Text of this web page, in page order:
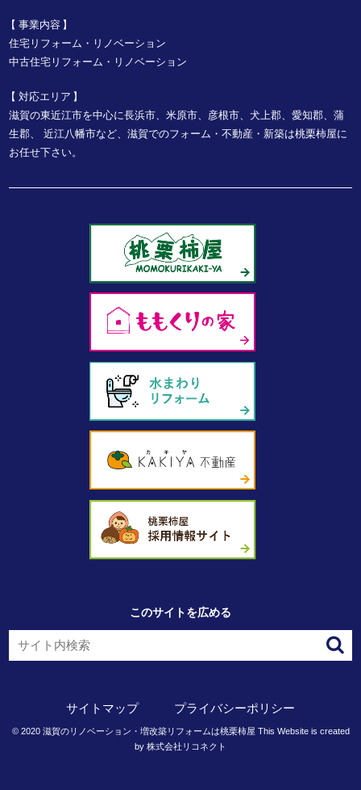
事業内容
住宅リフォーム・リノベーション
中古住宅リフォーム・リノベーション
対応エリア
滋賀の東近江市を中心に長浜市、米原市、彦根市、犬上郡、愛知郡、蒲
生郡、
近江八幡市など、滋賀でのフォーム・不動産・新築は桃栗柿屋に
お任せ下さい。
このサイトを広める
サイトマップ プライバシーポリシー
© 2020 滋賀のリノベーション・増改築リフォームは桃栗柿屋 This Website is created
by 株式会社リコネクト